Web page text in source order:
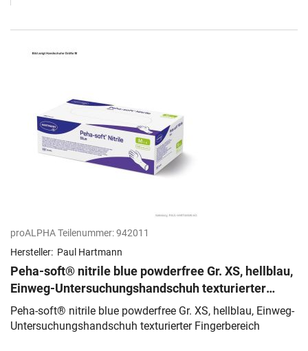
proALPHA Teilenummer:942011
Hersteller: Paul Hartmann
Peha-soft® nitrile blue powderfree Gr. XS, hellblau,
Einweg-Untersuchungshandschuh texturierter
Fingerbereich
Peha-soft® nitrile blue powderfree Gr. XS, hellblau, Einweg-
Untersuchungshandschuh texturierter Fingerbereich